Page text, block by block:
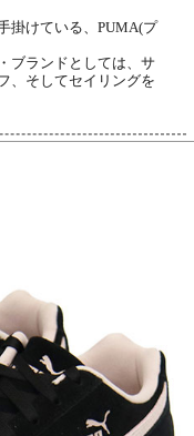
掛けている、PUMA(プ
ブランドとしては、サ
、そしてセイリングを